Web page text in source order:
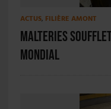
ACTUS, FILIÈRE AMONT
Malteries
mondial